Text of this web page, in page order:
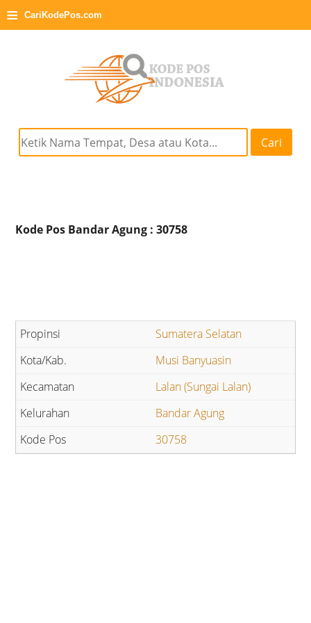
≡ CariKodePos.com
Cari
Kode Pos Bandar Agung : 30758
Sumatera Selatan
Musi Banyuasin
Lalan (Sungai Lalan)
Bandar Agung
30758